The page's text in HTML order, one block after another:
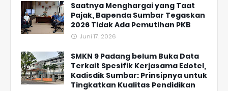
Saatnya Menghargai yang Taat
Pajak, Bapenda Sumbar Tegaskan
2026 Tidak Ada Pemutihan PKB
Juni 17, 2026
SMKN 9 Padang belum Buka Data
Terkait Spesifik Kerjasama Edotel,
Kadisdik Sumbar: Prinsipnya untuk
Tingkatkan Kualitas Pendidikan